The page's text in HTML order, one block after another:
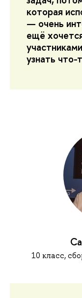
которая
— очень
ещё
узнать что-
10 класс,